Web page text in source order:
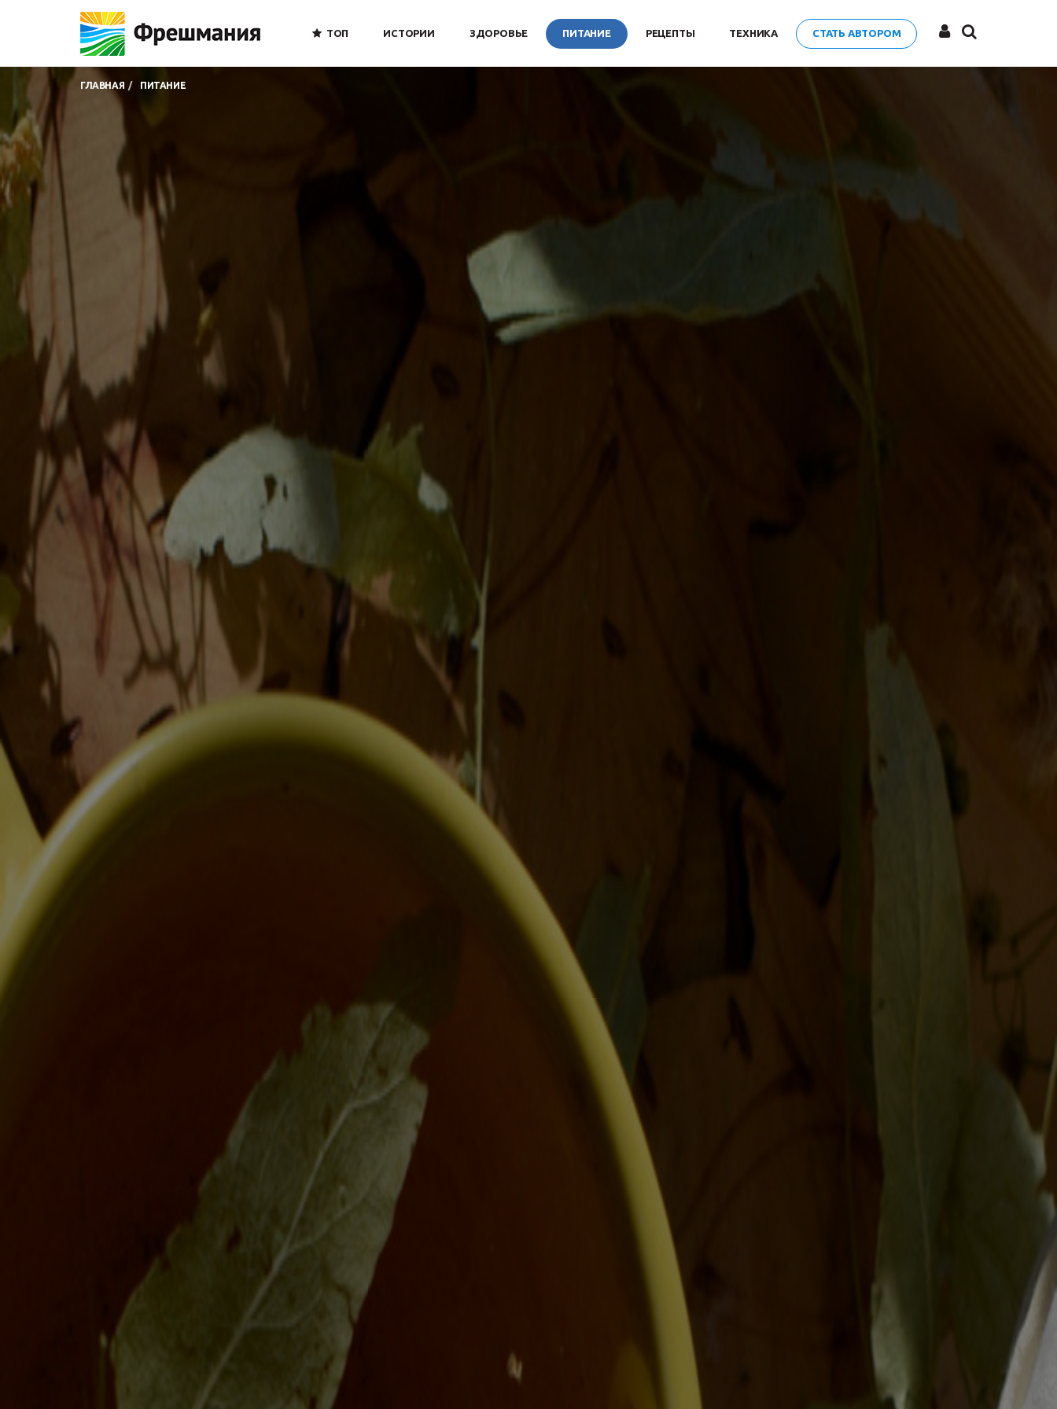
ТОП ИСТОРИИ ЗДОРОВЬЕ ПИТАНИЕ РЕЦЕПТЫ ТЕХНИКА СТАТЬ АВТОРОМ
ГЛАВНАЯ ПИТАНИЕ